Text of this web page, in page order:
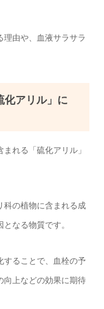
理由や、血液サラサラ
化アリル」に
れる「硫化アリル」
科の植物に含まれる成
なる物質です。
することで、血栓の予
向上などの効果に期待